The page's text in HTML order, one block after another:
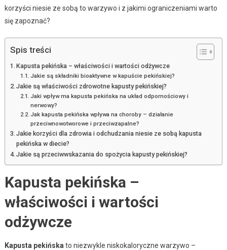
korzyści niesie ze sobą to warzywo i z jakimi ograniczeniami warto
się zapoznać?
Spis treści
Kapusta pekińska – właściwości i wartości odżywcze
Jakie są składniki bioaktywne w kapuście pekińskiej?
Jakie są właściwości zdrowotne kapusty pekińskiej?
Jaki wpływ ma kapusta pekińska na układ odpornościowy i
nerwowy?
Jak kapusta pekińska wpływa na choroby – działanie
przeciwnowotworowe i przeciwzapalne?
Jakie korzyści dla zdrowia i odchudzania niesie ze sobą kapusta
pekińska w diecie?
Jakie są przeciwwskazania do spożycia kapusty pekińskiej?
Kapusta pekińska –
właściwości i wartości
odżywcze
Kapusta pekińska to niezwykle niskokaloryczne warzywo –